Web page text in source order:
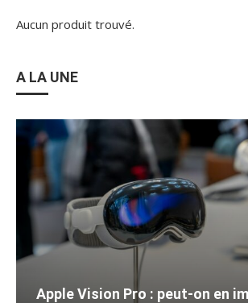
Aucun produit trouvé.
A LA UNE
Apple Vision Pro : peut-on en